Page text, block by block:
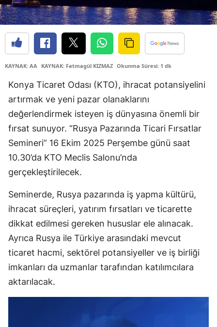
Çorum
Denizli
Diyarbakır
Erzincan
Erzurum
Giresun
Gümüşhane
Hakkari
Hatay
Isparta
KAYNAK: AA KAYNAK: Fatmagül KIZMAZ Okunma Süresi: 1 dk
Konya Ticaret Odası (KTO), ihracat potansiyelini
artırmak ve yeni pazar olanaklarını
değerlendirmek isteyen iş dünyasına önemli bir
fırsat sunuyor. “Rusya Pazarında Ticari Fırsatlar
Semineri” 16 Ekim 2025 Perşembe günü saat
10.30’da KTO Meclis Salonu’nda
gerçekleştirilecek.
Seminerde, Rusya pazarında iş yapma kültürü,
ihracat süreçleri, yatırım fırsatları ve ticarette
dikkat edilmesi gereken hususlar ele alınacak.
Ayrıca Rusya ile Türkiye arasındaki mevcut
ticaret hacmi, sektörel potansiyeller ve iş birliği
imkanları da uzmanlar tarafından katılımcılara
aktarılacak.